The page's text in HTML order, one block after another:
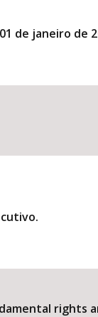
de janeiro de
rights